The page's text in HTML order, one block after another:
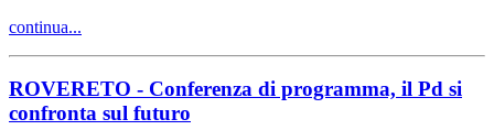
continua...
ROVERETO - Conferenza di programma, il Pd si
confronta sul futuro